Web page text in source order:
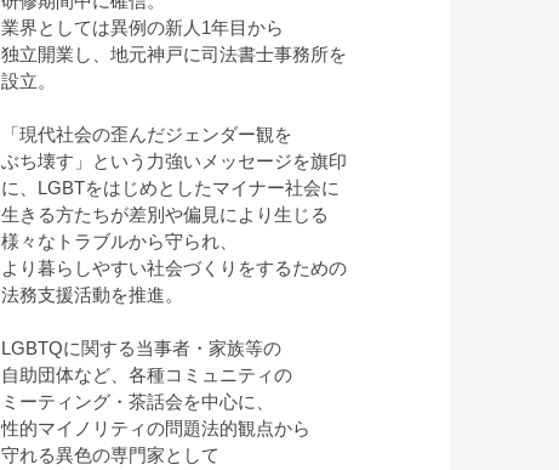
業界としては異例の新人1年目から
独立開業し、地元神戸に司法書士事務所を
設立。
「現代社会の歪んだジェンダー観を
ぶち壊す」という力強いメッセージを旗印
に、LGBTをはじめとしたマイナー社会に
生きる方たちが差別や偏見により生じる
様々なトラブルから守られ、
より暮らしやすい社会づくりをするための
法務支援活動を推進。
LGBTQに関する当事者・家族等の
自助団体など、各種コミュニティの
ミーティング・茶話会を中心に、
性的マイノリティの問題法的観点から
守れる異色の専門家として